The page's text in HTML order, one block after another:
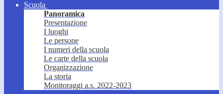
Scuola
Panoramica
Presentazione
I luoghi
Le persone
I numeri della scuola
Le carte della scuola
Organizzazione
La storia
Monitoraggi a.s. 2022-2023